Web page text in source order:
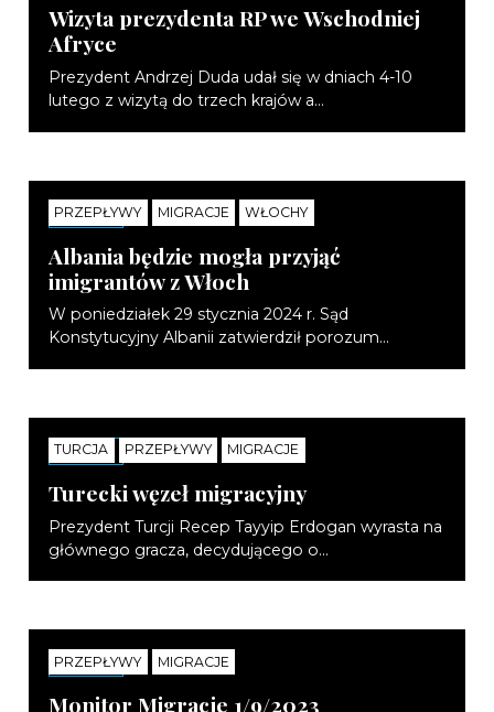
Wizyta prezydenta RP we Wschodniej
Afryce
Prezydent Andrzej Duda udał się w dniach 4-10
lutego z wizytą do trzech krajów a...
PRZEPŁYWY MIGRACJE WŁOCHY
NOTATKI
Albania będzie mogła przyjąć
imigrantów z Włoch
W poniedziałek 29 stycznia 2024 r. Sąd
Konstytucyjny Albanii zatwierdził porozum...
TURCJA PRZEPŁYWY MIGRACJE
NOTATKI
Turecki węzeł migracyjny
Prezydent Turcji Recep Tayyip Erdogan wyrasta na
głównego gracza, decydującego o...
PRZEPŁYWY MIGRACJE
NOTATKI
Monitor Migracje 1/9/2023